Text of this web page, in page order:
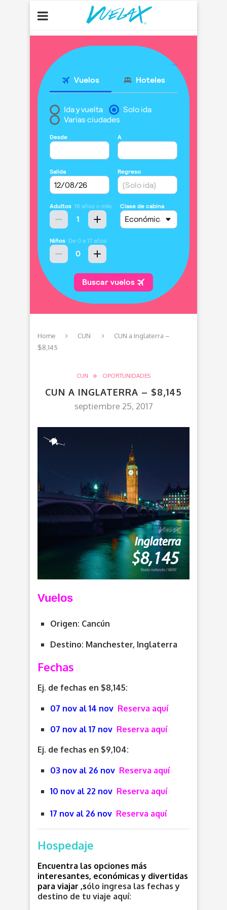
Home CUN
CUN a Inglaterra –
$8,145
CUN OPORTUNIDADES
CUN A INGLATERRA – $8,145
septiembre 25, 2017
Vuelos
Origen: Cancún
Destino: Manchester, Inglaterra
Fechas
Ej. de fechas en $8,145:
07 nov al 14 nov Reserva aquí
07 nov al 17 nov Reserva aquí
Ej. de fechas en $9,104:
03 nov al 26 nov Reserva aquí
10 nov al 22 nov Reserva aquí
17 nov al 26 nov Reserva aquí
Hospedaje
Encuentra las opciones más
interesantes, económicas y divertidas
para viajar ,sólo ingresa las fechas y
destino de tu viaje aquí: